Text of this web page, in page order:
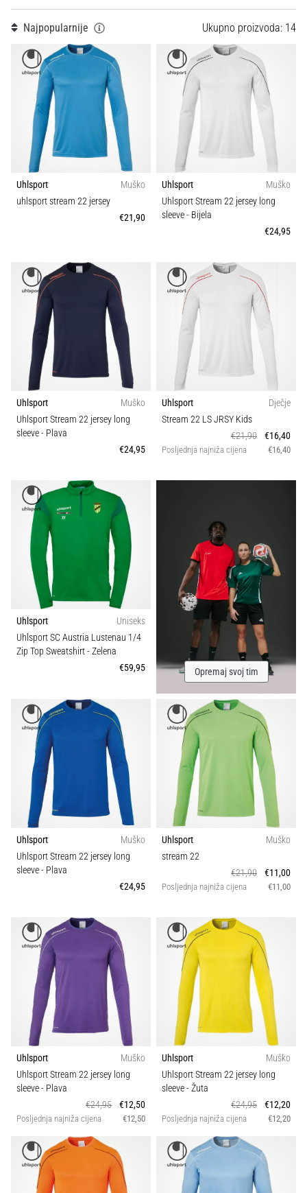
obradu
sportske
opreme
1. 7. 2025
1 min. čitanja
Play
More
Victories
ženski
EURO
službenim
dresovima
kopačkama
Nike,
adidas
PUMA.
svake
utakmice,
gola…
Prikaži
sve
članke
Najpopularnije Ukupno proizvoda: 14
Uhlsport
Muško
uhlsport stream 22 jersey
€21,90
Uhlsport
Muško
Uhlsport Stream 22 jersey long
sleeve- Bijela
€24,95
Uhlsport
Muško
Uhlsport Stream 22 jersey long
sleeve- Plava
€24,95
Uhlsport
Dječje
Stream 22 LS JRSY Kids
€21,90
€16,40
Posljednja najniža cijena €16,40
Uhlsport
Uniseks
Uhlsport SC Austria Lustenau 1/4
Zip Top Sweatshirt- Zelena
€59,95
Opremaj svoj tim
Uhlsport
Muško
Uhlsport Stream 22 jersey long
sleeve- Plava
€24,95
Uhlsport
Muško
stream 22
€21,90
€11,00
Posljednja najniža cijena €11,00
Uhlsport
Muško
Uhlsport Stream 22 jersey long
sleeve- Plava
€24,95
€12,50
Posljednja najniža cijena €12,50
Uhlsport
Muško
Uhlsport Stream 22 jersey long
sleeve- Žuta
€24,95
€12,20
Posljednja najniža cijena €12,20